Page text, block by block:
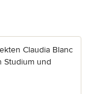
Claudia Blanc
Studium und